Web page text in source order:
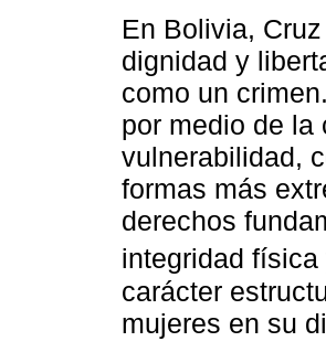
En Bolivia,
dignidad y
como un
por medio de la
vulnerabilidad,
formas más
derechos
integridad física
carácter
mujeres en su